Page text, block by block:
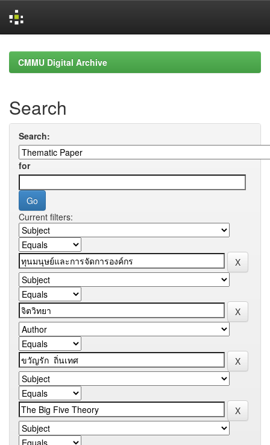
navigationCMMU Digital Archive
Search
Search:
for
Current filters: